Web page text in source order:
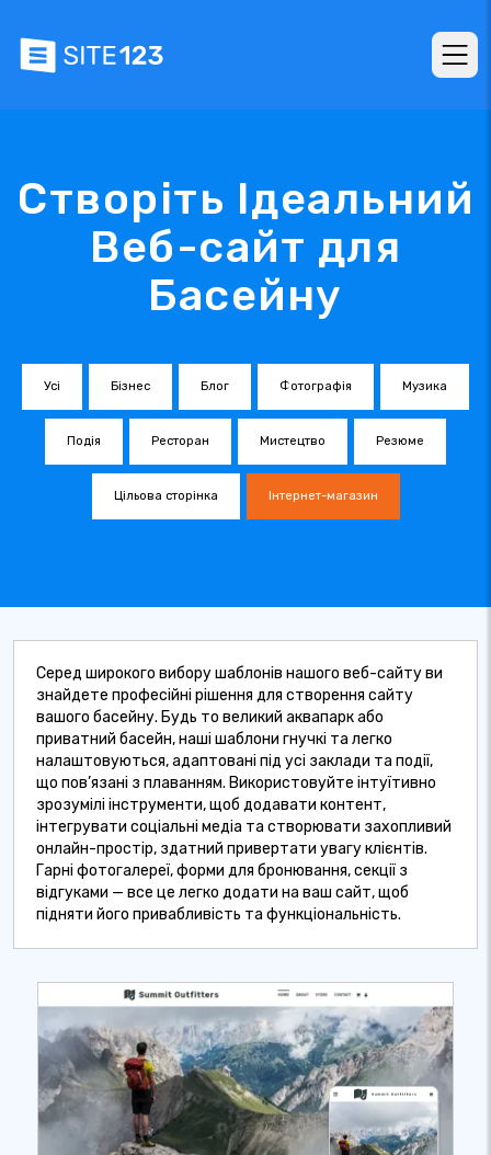
Створіть Ідеальний
Веб-сайт для
Басейну
Усі Бізнес Блог Фотографія Музика
Подія Ресторан Мистецтво Резюме
Цільова сторінка Інтернет-магазин
Серед широкого вибору шаблонів нашого веб-сайту ви
знайдете професійні рішення для створення сайту
вашого басейну. Будь то великий аквапарк або
приватний басейн, наші шаблони гнучкі та легко
налаштовуються, адаптовані під усі заклади та події,
що пов’язані з плаванням. Використовуйте інтуїтивно
зрозумілі інструменти, щоб додавати контент,
інтегрувати соціальні медіа та створювати захопливий
онлайн-простір, здатний привертати увагу клієнтів.
Гарні фотогалереї, форми для бронювання, секції з
відгуками — все це легко додати на ваш сайт, щоб
підняти його привабливість та функціональність.